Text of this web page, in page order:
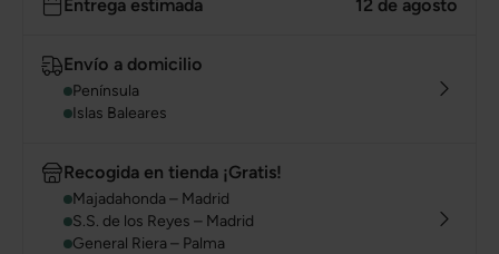
Entrega estimada 12 de agosto
Envío a domicilio
Península
Islas Baleares
Recogida en tienda ¡Gratis!
Majadahonda – Madrid
S.S. de los Reyes – Madrid
General Riera – Palma